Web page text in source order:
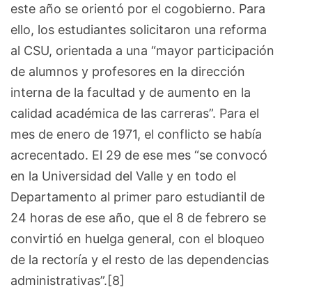
este año se orientó por el cogobierno. Para
ello, los estudiantes solicitaron una reforma
al CSU, orientada a una “mayor participación
de alumnos y profesores en la dirección
interna de la facultad y de aumento en la
calidad académica de las carreras”. Para el
mes de enero de 1971, el conflicto se había
acrecentado. El 29 de ese mes “se convocó
en la Universidad del Valle y en todo el
Departamento al primer paro estudiantil de
24 horas de ese año, que el 8 de febrero se
convirtió en huelga general, con el bloqueo
de la rectoría y el resto de las dependencias
administrativas”.[8]